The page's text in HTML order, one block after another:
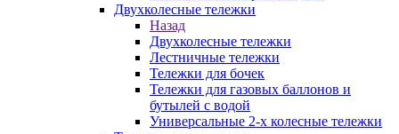
Двухколесные тележки
Назад
Двухколесные тележки
Лестничные тележки
Тележки для бочек
Тележки для газовых баллонов и
бутылей с водой
Универсальные 2-х колесные тележки